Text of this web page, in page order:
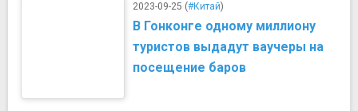
2023-09-25 (#Китай)
В Гонконге одному миллиону
туристов выдадут ваучеры на
посещение баров